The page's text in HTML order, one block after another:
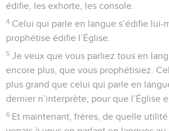
édifie, les exhorte, les console.
4 Celui qui parle en langue s’édifie lui-
prophétise édifie l’Église.
5 Je veux que vous parliez tous en
encore plus, que vous prophétisiez.
plus grand que celui qui parle en
dernier n’interprète, pour que l’Église
6 Et maintenant, frères, de quelle